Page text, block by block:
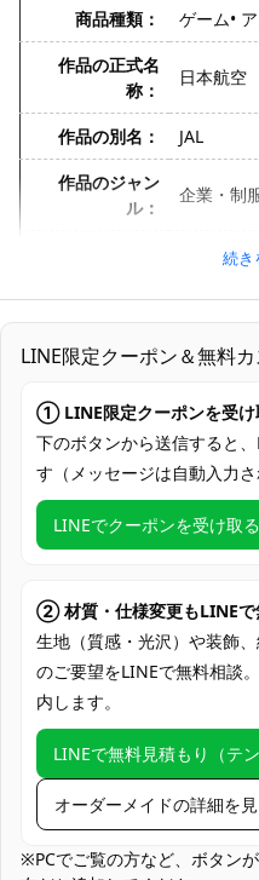
商品種類：
ゲーム•
作品の正式名
称：
日本航空
作品の別名：
JAL
作品のジャン
ル：
企業・制
客室乗務
キャラクターの
略称：
ン：
10代目制
セット内容：
コート、
サイズ：
オーダー
商品状態：
新品未使
使用場所：
コミケ、
撮影会、
収納方法：
い物によ
コスプレ対象：
コスプレ
ァン、出
続き
LINE限定クーポン＆無料
① LINE限定クーポンを受け
下のボタンから送信すると
す（メッセージは自動入力さ
LINEでクーポンを受け取る
② 材質・仕様変更もLINEで
生地（質感・光沢）や装飾
のご要望をLINEで無料相談
内します。
LINEで無料見積もり（テ
オーダーメイドの詳細を
※PCでご覧の方など、ボタン